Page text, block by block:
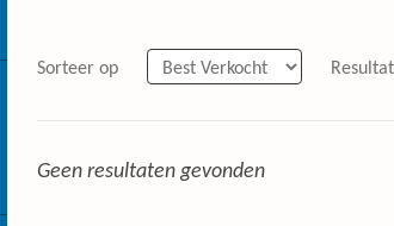
Sorteer op
Geen resultaten gevonden